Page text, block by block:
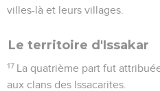
villes-là et leurs villages.
Le territoire d'Issakar
17 La quatrième part fut
aux clans des Issacarites.